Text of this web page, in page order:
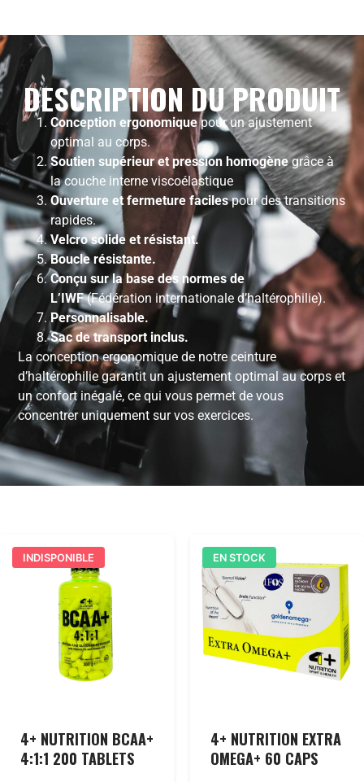
DESCRIPTION DU PRODUIT
Conception ergonomiquepour un ajustement
optimal au corps.
Soutien supérieur et pression homogènegrâce à
la couche interne viscoélastique
Ouverture et fermeture facilespour des transitions
rapides.
Velcro solide et résistant.
Boucle résistante.
Conçu sur la base des normes de
L’IWF(Fédération internationale d’haltérophilie).
Personnalisable.
Sac de transport inclus.
La conception ergonomique de notre ceinture
d’haltérophilie garantit un ajustement optimal au corps et
un confort inégalé, ce qui vous permet de vous
concentrer uniquement sur vos exercices.
INDISPONIBLE
4+ NUTRITION BCAA+
4:1:1 200 TABLETS
EN STOCK
4+ NUTRITION EXTRA
OMEGA+ 60 CAPS